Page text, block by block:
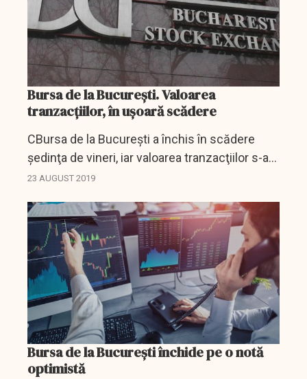
Bursa de la București. Valoarea
tranzacțiilor, în ușoară scădere
CBursa de la Bucureşti a închis în scădere
şedinţa de vineri, iar valoarea tranzacţiilor s-a
cifrat la 12,19 milioane de lei (2,582 milioane
23 AUGUST 2019
Bursa de la Bucureşti închide pe o notă
optimistă